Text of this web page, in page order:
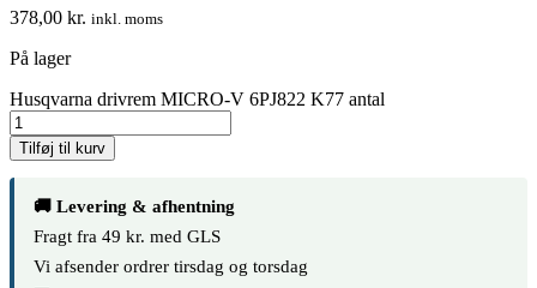
378,00 kr. inkl. moms
På lager
Husqvarna drivrem MICRO-V 6PJ822 K77 antal
Tilføj til kurv
🚚 Levering & afhentning
Fragt fra 49 kr. med GLS
Vi afsender ordrer tirsdag og torsdag